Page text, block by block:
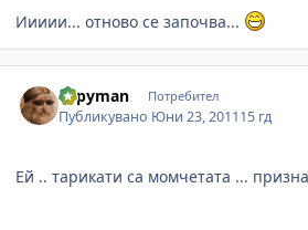
Иииии... отново се започва...
copyman Потребител
Публикувано Юни 23, 201115 гд
Ей .. тарикати са момчетата ...